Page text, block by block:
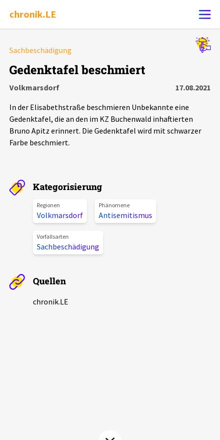
chronik.LE
Chronik
Dossiers
Leipziger Zustände
Phänomene
Alle Beiträge
Veranstaltungen
Projektbeschreibung
Sachbeschädigung
Gedenktafel beschmiert
Volkmarsdorf
17.08.2021
In der Elisabethstraße beschmieren Unbekannte eine
Gedenktafel, die an den im KZ Buchenwald inhaftierten
Bruno Apitz erinnert. Die Gedenktafel wird mit schwarzer
Farbe beschmiert.
Kategorisierung
Regionen
Volkmarsdorf
Phänomene
Antisemitismus
Vorfallsarten
Sachbeschädigung
Quellen
chronik.LE
Alle Ereignisse
7502 Ereignisse
Ereignisse
Exportieren ? Filter Erklärungen